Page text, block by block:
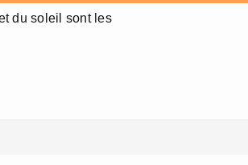
du soleil sont les